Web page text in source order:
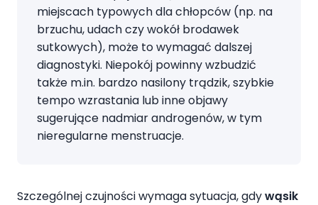
miejscach typowych dla chłopców (np. na
brzuchu, udach czy wokół brodawek
sutkowych), może to wymagać dalszej
diagnostyki. Niepokój powinny wzbudzić
także m.in. bardzo nasilony trądzik, szybkie
tempo wzrastania lub inne objawy
sugerujące nadmiar androgenów, w tym
nieregularne menstruacje.
Szczególnej czujności wymaga sytuacja, gdywąsik